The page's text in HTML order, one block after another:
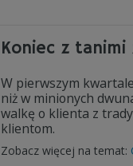
Koniec z tanimi
W pierwszym
niż w minionych
walkę o klienta z
klientom.
Zobacz więcej na temat: